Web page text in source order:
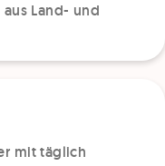
Land- und
mit täglich